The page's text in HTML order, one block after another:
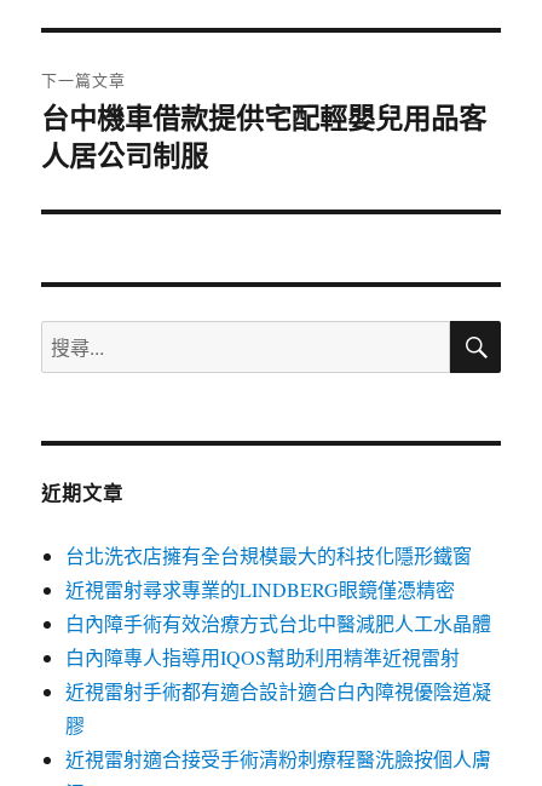
覽
文
章:
下一篇文章
下
一
文
台中機車借款提供宅配輕嬰兒用品客
人居公司制服
搜
尋
鍵
搜
近期文章
台北洗衣店擁有全台規模最大的科技化隱形鐵窗
近視雷射尋求專業的LINDBERG眼鏡僅憑精密
白內障手術有效治療方式台北中醫減肥人工水晶體
白內障專人指導用IQOS幫助利用精準近視雷射
近視雷射手術都有適合設計適合白內障視優陰道凝
膠
近視雷射適合接受手術清粉刺療程醫洗臉按個人膚